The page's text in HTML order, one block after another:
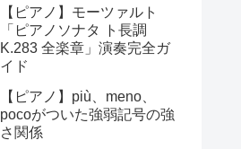
【ピアノ】モーツァルト
「ピアノソナタ ト長調
K.283 全楽章」演奏完全ガ
イド
【ピアノ】più、meno、
pocoがついた強弱記号の強
さ関係